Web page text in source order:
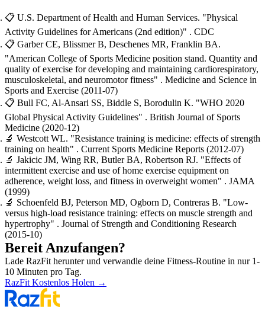
📋 U.S. Department of Health and Human Services. "Physical
Activity Guidelines for Americans (2nd edition)" . CDC
📋 Garber CE, Blissmer B, Deschenes MR, Franklin BA.
"American College of Sports Medicine position stand. Quantity and
quality of exercise for developing and maintaining cardiorespiratory,
musculoskeletal, and neuromotor fitness" . Medicine and Science in
Sports and Exercise (2011-07)
📋 Bull FC, Al-Ansari SS, Biddle S, Borodulin K. "WHO 2020
Global Physical Activity Guidelines" . British Journal of Sports
Medicine (2020-12)
🔬 Westcott WL. "Resistance training is medicine: effects of strength
training on health" . Current Sports Medicine Reports (2012-07)
🔬 Jakicic JM, Wing RR, Butler BA, Robertson RJ. "Effects of
intermittent exercise and use of home exercise equipment on
adherence, weight loss, and fitness in overweight women" . JAMA
(1999)
🔬 Schoenfeld BJ, Peterson MD, Ogborn D, Contreras B. "Low-
versus high-load resistance training: effects on muscle strength and
hypertrophy" . Journal of Strength and Conditioning Research
(2015-10)
Bereit Anzufangen?
Lade RazFit herunter und verwandle deine Fitness-Routine in nur 1-
10 Minuten pro Tag.
RazFit Kostenlos Holen →